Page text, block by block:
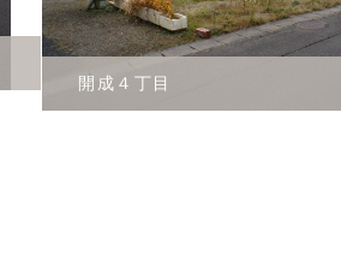
開成４丁目